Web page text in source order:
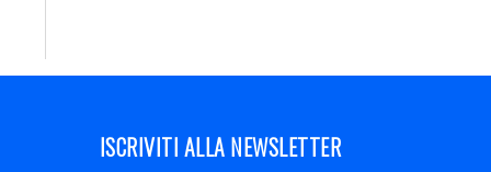
ISCRIVITI ALLA NEWSLETTER